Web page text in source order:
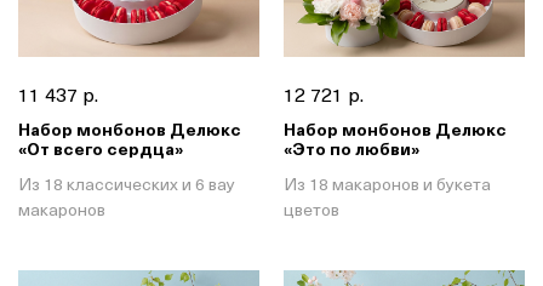
11 437 р.
Набор монбонов Делюкс
«От всего сердца»
Из 18 классических и 6 вау
макаронов
12 721 р.
Набор монбонов Делюкс
«Это по любви»
Из 18 макаронов и букета
цветов